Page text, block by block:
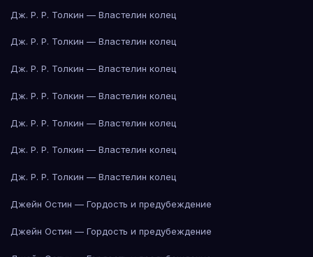
Дж. Р. Р. Толкин — Властелин колец
Дж. Р. Р. Толкин — Властелин колец
Дж. Р. Р. Толкин — Властелин колец
Дж. Р. Р. Толкин — Властелин колец
Дж. Р. Р. Толкин — Властелин колец
Дж. Р. Р. Толкин — Властелин колец
Дж. Р. Р. Толкин — Властелин колец
Джейн Остин — Гордость и предубеждение
Джейн Остин — Гордость и предубеждение